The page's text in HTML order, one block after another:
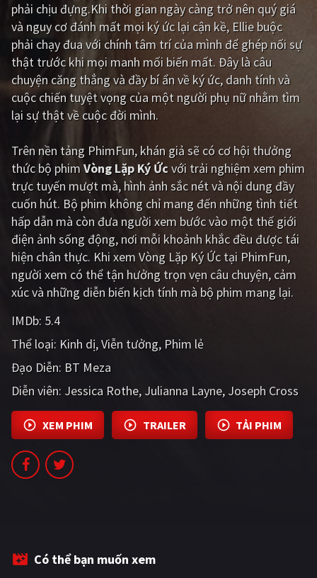
QUỐC GIA
Âu - Mỹ Trung Quốc - Hồng Kông
Hàn Quốc Nhật Bản
Ấn Độ
CẬP NHẬT
PHIM MỚI
PHIM BỘ
PHIM LẺ
PHIM CHIẾU RẠP
TUYỂN TẬP PHIM
BLOG
phải chịu đựng.Khi thời gian ngày càng trở nên quý giá
và nguy cơ đánh mất mọi ký ức lại cận kề, Ellie buộc
phải chạy đua với chính tâm trí của mình để ghép nối sự
thật trước khi mọi manh mối biến mất. Đây là câu
chuyện căng thẳng và đầy bí ẩn về ký ức, danh tính và
cuộc chiến tuyệt vọng của một người phụ nữ nhằm tìm
lại sự thật về cuộc đời mình.
Trên nền tảng PhimFun, khán giả sẽ có cơ hội thưởng
thức bộ phimVòng Lặp Ký Ứcvới trải nghiệm xem phim
trực tuyến mượt mà, hình ảnh sắc nét và nội dung đầy
cuốn hút. Bộ phim không chỉ mang đến những tình tiết
hấp dẫn mà còn đưa người xem bước vào một thế giới
điện ảnh sống động, nơi mỗi khoảnh khắc đều được tái
hiện chân thực. Khi xem Vòng Lặp Ký Ức tại PhimFun,
người xem có thể tận hưởng trọn vẹn câu chuyện, cảm
xúc và những diễn biến kịch tính mà bộ phim mang lại.
IMDb: 5.4
Thể loại: Kinh dị Viễn tưởng Phim lẻ
Đạo Diễn: BT Meza
Diễn viên: Jessica Rothe Julianna Layne Joseph Cross
XEM PHIM TRAILER TẢI PHIM
Có thể bạn muốn xem